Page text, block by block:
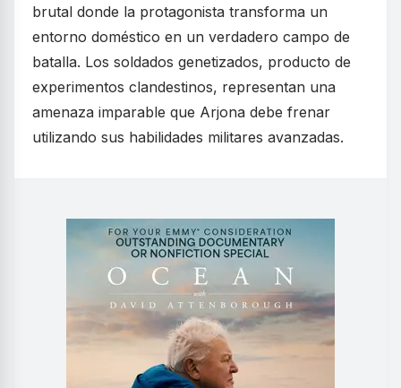
brutal donde la protagonista transforma un
entorno doméstico en un verdadero campo de
batalla. Los soldados genetizados, producto de
experimentos clandestinos, representan una
amenaza imparable que Arjona debe frenar
utilizando sus habilidades militares avanzadas.